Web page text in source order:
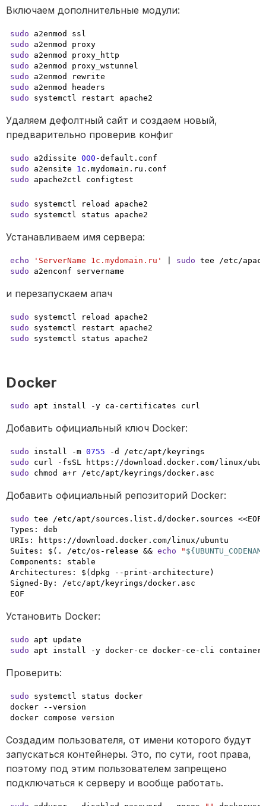
Включаем дополнительные модули:
sudo
sudo
a2enmod proxy
sudo
sudo
sudo
sudo
sudo systemctl restart apache2
Удаляем дефолтный сайт и создаем новый,
предварительно проверив конфиг
sudo a2dissite 000
sudo a2ensite 1
sudo apache2ctl configtest
sudo
sudo systemctl status apache2
Устанавливаем имя сервера:
echo 'ServerName 1c.mydomain.ru'
sudo
sudo a2enconf servername
и перезапускаем апач
sudo
sudo
sudo systemctl status apache2
Docker
sudo apt install -y ca-certificates curl
Добавить официальный ключ Docker:
sudo install -m 0755 -d
sudo
sudo chmod a+r /etc/apt/keyrings/docker.asc
Добавить официальный репозиторий Docker:
sudo tee /etc/apt/sources.list.d/docker.sources <<EOF
Types: deb
URIs: https://download.docker.com/linux/ubuntu
Suites: $(. /etc/os-release && echo "
Components: stable
Architectures: $(dpkg --print-architecture)
Signed-By: /etc/apt/keyrings/docker.asc
EOF
Установить Docker:
sudo
sudo apt install -y docker-ce docker-ce-cli
Проверить:
sudo systemctl status docker
docker --version
docker compose version
Создадим пользователя, от имени которого будут
запускаться контейнеры. Это, по сути, root права,
поэтому под этим пользователем запрещено
подключаться к серверу и вообще работать.